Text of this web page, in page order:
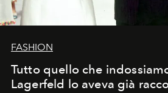
FASHION
Tutto quello che
Lagerfeld lo aveva già